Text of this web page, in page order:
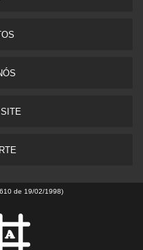
de 19/02/1998)